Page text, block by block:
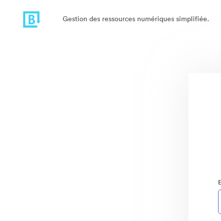
Gestion des ressources numériques simplifiée.